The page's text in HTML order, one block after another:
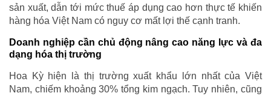
sản xuất, dẫn tới mức thuế áp dụng cao hơn thực tế khiến
hàng hóa Việt Nam có nguy cơ mất lợi thế cạnh tranh.
Doanh nghiệp cần chủ động nâng cao năng lực và đa
dạng hóa thị trường
Hoa Kỳ hiện là thị trường xuất khẩu lớn nhất của Việt
Nam, chiếm khoảng 30% tổng kim ngạch. Tuy nhiên, cũng